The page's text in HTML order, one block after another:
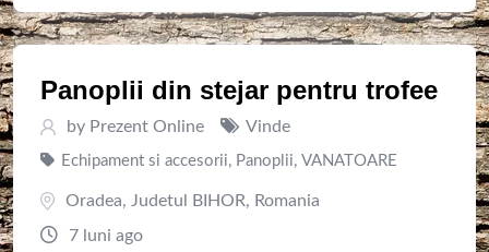
Panoplii din stejar pentru trofee
by Prezent Online Vinde
Echipament si accesorii, Panoplii, VANATOARE
Oradea, Judetul BIHOR, Romania
7 luni ago